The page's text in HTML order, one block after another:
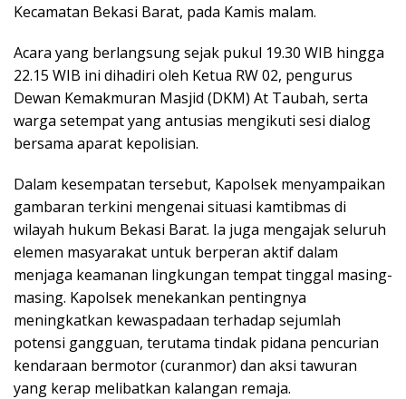
Kecamatan Bekasi Barat, pada Kamis malam.
Acara yang berlangsung sejak pukul 19.30 WIB hingga
22.15 WIB ini dihadiri oleh Ketua RW 02, pengurus
Dewan Kemakmuran Masjid (DKM) At Taubah, serta
warga setempat yang antusias mengikuti sesi dialog
bersama aparat kepolisian.
Dalam kesempatan tersebut, Kapolsek menyampaikan
gambaran terkini mengenai situasi kamtibmas di
wilayah hukum Bekasi Barat. Ia juga mengajak seluruh
elemen masyarakat untuk berperan aktif dalam
menjaga keamanan lingkungan tempat tinggal masing-
masing. Kapolsek menekankan pentingnya
meningkatkan kewaspadaan terhadap sejumlah
potensi gangguan, terutama tindak pidana pencurian
kendaraan bermotor (curanmor) dan aksi tawuran
yang kerap melibatkan kalangan remaja.